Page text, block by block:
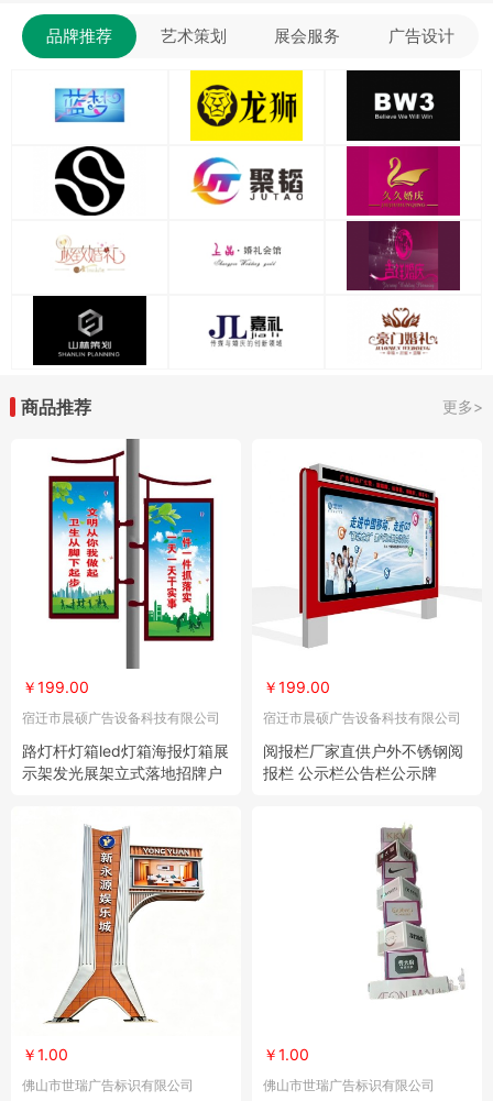
品牌推荐 艺术策划 展会服务 广告设计
商品推荐 更多>
￥199.00
宿迁市晨硕广告设备科技有限公司
路灯杆灯箱led灯箱海报灯箱展
示架发光展架立式落地招牌户
￥199.00
宿迁市晨硕广告设备科技有限公司
阅报栏厂家直供户外不锈钢阅
报栏 公示栏公告栏公示牌
￥1.00
佛山市世瑞广告标识有限公司
￥1.00
佛山市世瑞广告标识有限公司